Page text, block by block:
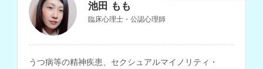
池田 もも
臨床心理士・公認心理師
うつ病等の精神疾患、セクシュアルマイノリティ・